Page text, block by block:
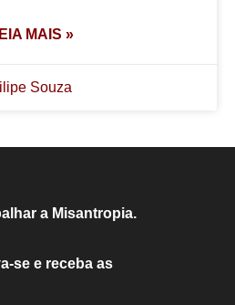
MAIS »
Souza
a Misantropia.
se e receba as